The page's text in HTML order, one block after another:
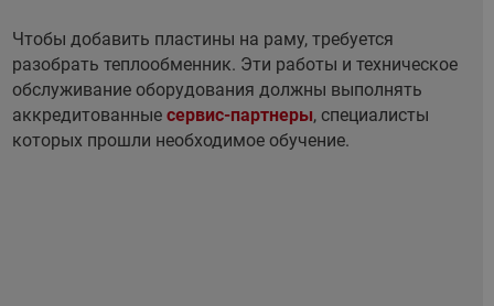
Чтобы добавить пластины на раму, требуется
разобрать теплообменник. Эти работы и техническое
обслуживание оборудования должны выполнять
аккредитованные сервис-партнеры, специалисты
которых прошли необходимое обучение.